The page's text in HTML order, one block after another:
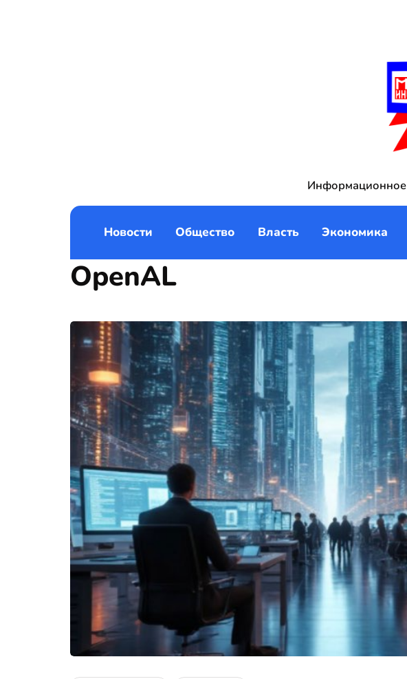
Новости Общество Власть Экономика
OpenAL